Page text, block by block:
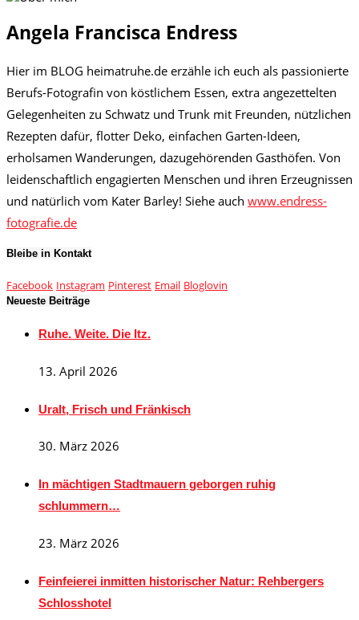
Angela Francisca Endress
Hier im BLOG heimatruhe.de erzähle ich euch als passionierte
Berufs-Fotografin von köstlichem Essen, extra angezettelten
Gelegenheiten zu Schwatz und Trunk mit Freunden, nützlichen
Rezepten dafür, flotter Deko, einfachen Garten-Ideen,
erholsamen Wanderungen, dazugehörenden Gasthöfen. Von
leidenschaftlich engagierten Menschen und ihren Erzeugnissen
und natürlich vom Kater Barley! Siehe auch www.endress-
fotografie.de
Bleibe in Kontakt
Facebook Instagram Pinterest Email Bloglovin
Neueste Beiträge
Ruhe. Weite. Die Itz.
13. April 2026
Uralt, Frisch und Fränkisch
30. März 2026
In mächtigen Stadtmauern geborgen ruhig
schlummern…
23. März 2026
Feinfeierei inmitten historischer Natur: Rehbergers
Schlosshotel